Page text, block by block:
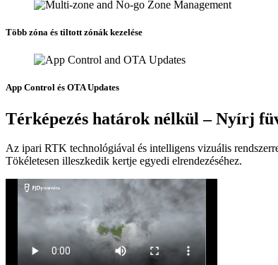
Több zóna és tiltott zónák kezelése
App Control és OTA Updates
Térképezés határok nélkül – Nyírj
Az ipari RTK technológiával és intelligens vizuális
Tökéletesen illeszkedik kertje egyedi elrendezéséhez.